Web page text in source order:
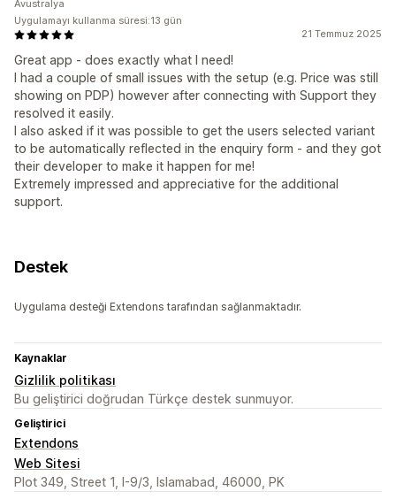
21 Temmuz 2025
Great app - does exactly what I need!
I had a couple of small issues with the setup (e.g. Price was still
showing on PDP) however after connecting with Support they
resolved it easily.
I also asked if it was possible to get the users selected variant
to be automatically reflected in the enquiry form - and they got
their developer to make it happen for me!
Extremely impressed and appreciative for the additional
support.
Avustralya
Uygulamayı kullanma süresi:13 gün
Destek
Uygulama desteği Extendons tarafından sağlanmaktadır.
Kaynaklar
Gizlilik politikası
Bu geliştirici doğrudan Türkçe destek sunmuyor.
Geliştirici
Extendons
Web Sitesi
Plot 349, Street 1, I-9/3, Islamabad, 46000, PK